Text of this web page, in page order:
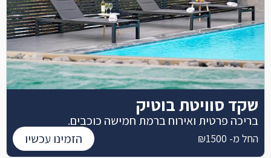
שקד סוויטת בוטיק
בריכה פרטית ואירוח ברמת חמישה כוכבים.
החל מ- ₪1500 הזמינו עכשיו